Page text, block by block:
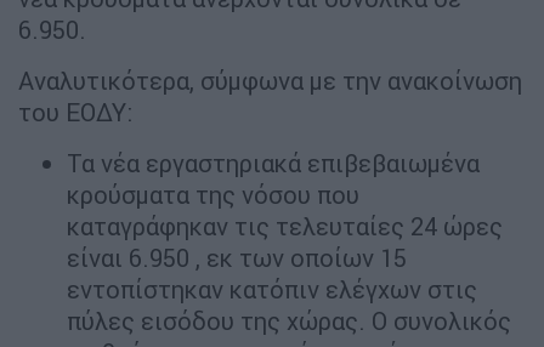
6.950.
Αναλυτικότερα, σύμφωνα με την ανακοίνωση
του ΕΟΔΥ:
Τα νέα εργαστηριακά επιβεβαιωμένα
κρούσματα της νόσου που
καταγράφηκαν τις τελευταίες 24 ώρες
είναι 6.950 , εκ των οποίων 15
εντοπίστηκαν κατόπιν ελέγχων στις
πύλες εισόδου της χώρας. Ο συνολικός